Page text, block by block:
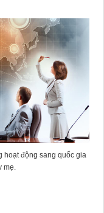
hoạt động sang quốc gia
mẹ.